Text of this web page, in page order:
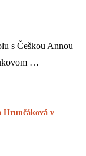
s Češkou Annou
…
Hrunčáková v